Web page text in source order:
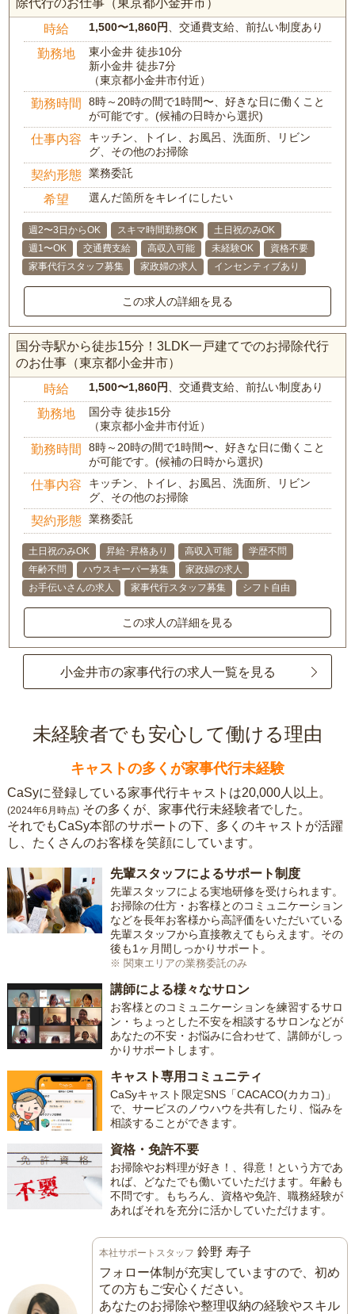
除代行のお仕事（東京都小金井市）
時給 1,500〜1,860円 、交通費支給、前払い制度あり
勤務地
東小金井 徒歩10分
新小金井 徒歩7分
（東京都小金井市付近）
勤務時間
8時～20時の間で1時間〜、好きな日に働くこと
が可能です。(候補の日時から選択)
仕事内容
キッチン、トイレ、お風呂、洗面所、リビン
グ、その他のお掃除
契約形態 業務委託
希望 選んだ箇所をキレイにしたい
週2〜3日からOK スキマ時間勤務OK
土日祝のみOK
週1〜OK
交通費支給 高収入可能 未経験OK
資格不要
家事代行スタッフ募集
家政婦の求人 インセンティブあり
この求人の詳細を見る
国分寺駅から徒歩15分！3LDK一戸建てでのお掃除代行
のお仕事（東京都小金井市）
時給 1,500〜1,860円 、交通費支給、前払い制度あり
勤務地
国分寺 徒歩15分
（東京都小金井市付近）
勤務時間
8時～20時の間で1時間〜、好きな日に働くこと
が可能です。(候補の日時から選択)
仕事内容
キッチン、トイレ、お風呂、洗面所、リビン
グ、その他のお掃除
契約形態 業務委託
土日祝のみOK 昇給･昇格あり 高収入可能
学歴不問
年齢不問
ハウスキーパー募集
家政婦の求人
お手伝いさんの求人
家事代行スタッフ募集 シフト自由
この求人の詳細を見る
小金井市の家事代行の求人一覧を見る
未経験者でも安心して働ける理由
キャストの多くが家事代行未経験
CaSyに登録している家事代行キャストは20,000人以上。
(2024年6月時点) その多くが、家事代行未経験者でした。
それでもCaSy本部のサポートの下、多くのキャストが活躍
し、たくさんのお客様を笑顔にしています。
先輩スタッフによるサポート制度
先輩スタッフによる実地研修を受けられます。
お掃除の仕方・お客様とのコミュニケーション
などを長年お客様から高評価をいただいている
先輩スタッフから直接教えてもらえます。その
後も1ヶ月間しっかりサポート。
※ 関東エリアの業務委託のみ
講師による様々なサロン
お客様とのコミュニケーションを練習するサロ
ン・ちょっとした不安を相談するサロンなどが
あなたの不安・お悩みに合わせて、講師がしっ
かりサポートします。
キャスト専用コミュニティ
CaSyキャスト限定SNS「CACACO(カカコ)」
で、サービスのノウハウを共有したり、悩みを
相談することができます。
資格・免許不要
お掃除やお料理が好き！、得意！という方であ
れば、どなたでも働いていただけます。年齢も
不問です。もちろん、資格や免許、職務経験が
あればそれを充分に活かしていただけます。
本社サポートスタッフ 鈴野 寿子
フォロー体制が充実していますので、初め
ての方もご安心ください。
あなたのお掃除や整理収納の経験やスキル